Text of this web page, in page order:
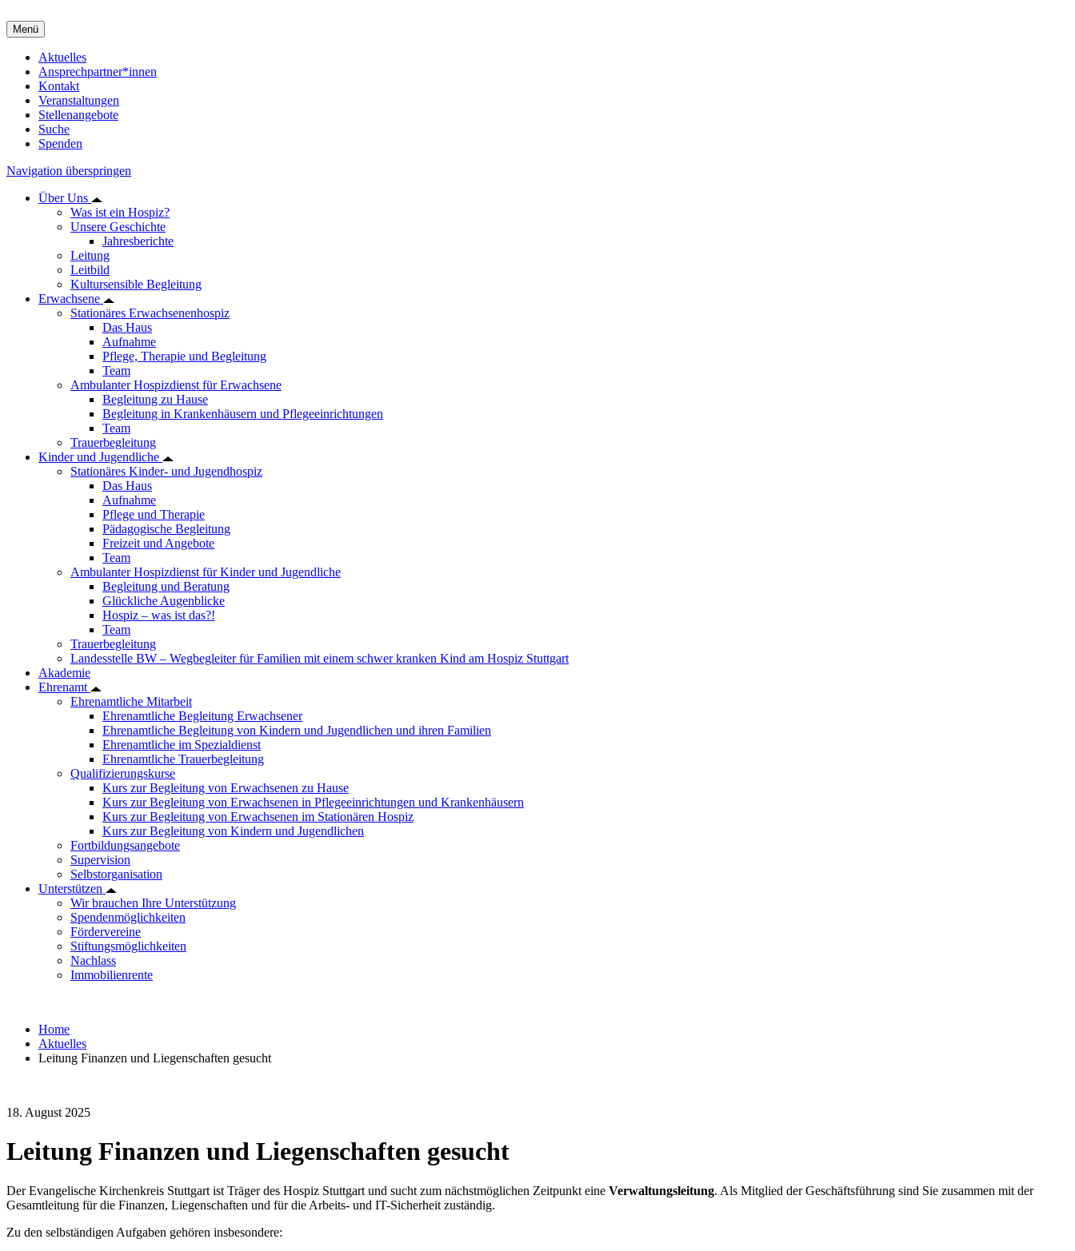
Menü
Aktuelles
Ansprechpartner*innen
Kontakt
Veranstaltungen
Stellenangebote
Suche
Spenden
Navigation überspringen
Über Uns
Was ist ein Hospiz?
Unsere Geschichte
Jahresberichte
Leitung
Leitbild
Kultursensible Begleitung
Erwachsene
Stationäres Erwachsenenhospiz
Das Haus
Aufnahme
Pflege, Therapie und Begleitung
Team
Ambulanter Hospizdienst für Erwachsene
Begleitung zu Hause
Begleitung in Krankenhäusern und Pflegeeinrichtungen
Team
Trauerbegleitung
Kinder und Jugendliche
Stationäres Kinder- und Jugendhospiz
Das Haus
Aufnahme
Pflege und Therapie
Pädagogische Begleitung
Freizeit und Angebote
Team
Ambulanter Hospizdienst für Kinder und Jugendliche
Begleitung und Beratung
Glückliche Augenblicke
Hospiz – was ist das?!
Team
Trauerbegleitung
Landesstelle BW – Wegbegleiter für Familien mit einem schwer kranken Kind am Hospiz Stuttgart
Akademie
Ehrenamt
Ehrenamtliche Mitarbeit
Ehrenamtliche Begleitung Erwachsener
Ehrenamtliche Begleitung von Kindern und Jugendlichen und ihren Familien
Ehrenamtliche im Spezialdienst
Ehrenamtliche Trauerbegleitung
Qualifizierungskurse
Kurs zur Begleitung von Erwachsenen zu Hause
Kurs zur Begleitung von Erwachsenen in Pflegeeinrichtungen und Krankenhäusern
Kurs zur Begleitung von Erwachsenen im Stationären Hospiz
Kurs zur Begleitung von Kindern und Jugendlichen
Fortbildungsangebote
Supervision
Selbstorganisation
Unterstützen
Wir brauchen Ihre Unterstützung
Spendenmöglichkeiten
Fördervereine
Stiftungsmöglichkeiten
Nachlass
Immobilienrente
Home
Aktuelles
Leitung Finanzen und Liegenschaften gesucht
18. August 2025
Leitung Finanzen und Liegenschaften gesucht
Der Evangelische Kirchenkreis Stuttgart ist Träger des Hospiz Stuttgart und sucht zum nächstmöglichen Zeitpunkt eine Verwaltungsleitung. Als Mitglied der Geschäftsführung sind Sie zusammen mit der
Gesamtleitung für die Finanzen, Liegenschaften und für die Arbeits- und IT-Sicherheit zuständig.
Zu den selbständigen Aufgaben gehören insbesondere: